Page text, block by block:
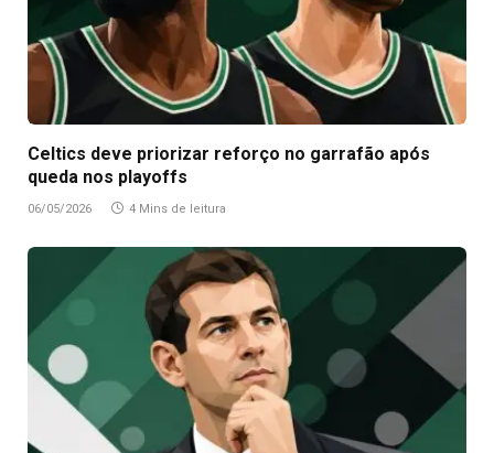
Celtics deve priorizar reforço no garrafão após
queda nos playoffs
06/05/2026 4 Mins de leitura